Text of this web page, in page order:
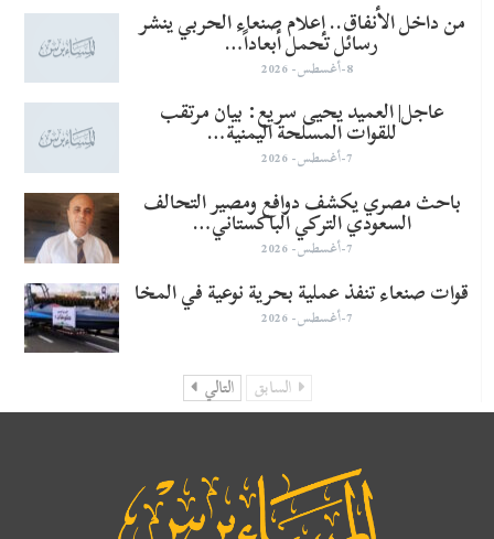
من داخل الأنفاق.. إعلام صنعاء الحربي ينشر
رسائل تحمل أبعاداً…
8-أغسطس- 2026
عاجل| العميد يحيى سريع: بيان مرتقب
للقوات المسلحة اليمنية…
7-أغسطس- 2026
باحث مصري يكشف دوافع ومصير التحالف
السعودي التركي الباكستاني…
7-أغسطس- 2026
قوات صنعاء تنفذ عملية بحرية نوعية في المخا
7-أغسطس- 2026
السابق التالي